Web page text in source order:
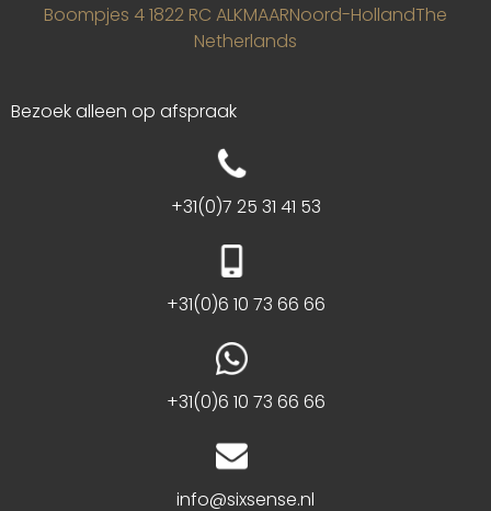
Boompjes 41822 RC ALKMAARNoord-HollandThe
Netherlands
Bezoek alleen op afspraak
+31(0)7 25 31 41 53
+31(0)6 10 73 66 66
+31(0)6 10 73 66 66
info@sixsense.nl